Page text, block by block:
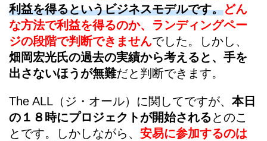
利益を得るというビジネスモデルです。どん
な方法で利益を得るのか、ランディングペー
ジの段階で判断できませんでした。しかし、
畑岡宏光氏の過去の実績から考えると、手を
出さないほうが無難だと判断できます。
The ALL（ジ・オール）に関してですが、 本日
の１８時にプロジェクトが開始されるとのこ
とです。しかしながら、 安易に参加するのは